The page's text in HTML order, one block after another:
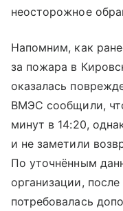
неосторожное
Напомним, как
за пожара в
оказалась
ВМЭС сообщили,
минут в 14:20,
и не заметили
По уточнённым
организации,
потребовалась